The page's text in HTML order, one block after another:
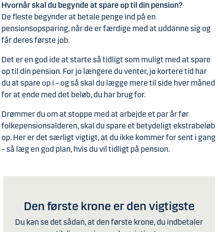
Hvornår skal du begynde at spare op til din pension?
De fleste begynder at betale penge ind på en
pensionsopsparing, når de er færdige med at uddanne sig og
får deres første job.
Det er en god ide at starte så tidligt som muligt med at spare
op til din pension. For jo længere du venter, jo kortere tid har
du at spare op i – og så skal du lægge mere til side hver måned
for at ende med det beløb, du har brug for.
Drømmer du om at stoppe med at arbejde et par år før
folkepensionsalderen, skal du spare et betydeligt ekstrabeløb
op. Her er det særligt vigtigt, at du ikke kommer for sent i gang
– så læg en god plan, hvis du vil tidligt på pension.
Den første krone er den vigtigste
Du kan se det sådan, at den første krone, du indbetaler